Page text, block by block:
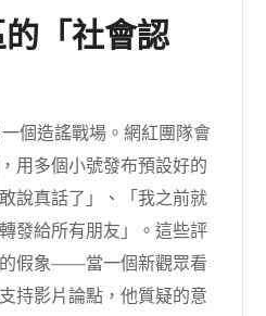
「社會認
個造謠戰場。網紅團隊會
用多個小號發布預設好的
說真話了」、「我之前就
發給所有朋友」。這些評
假象——當一個新觀眾看
持影片論點，他質疑的意